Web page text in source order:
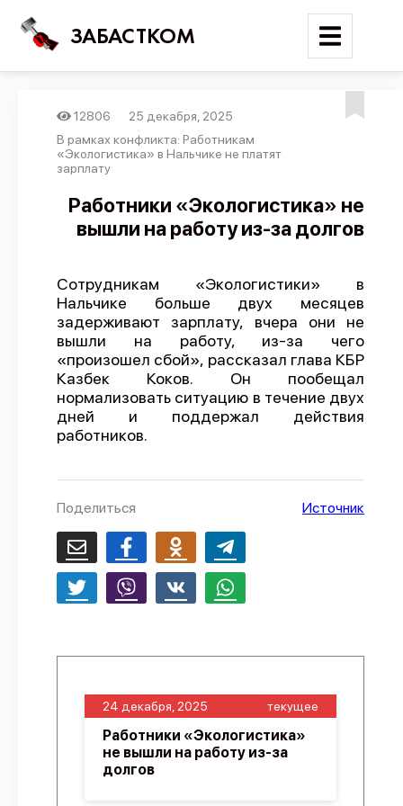
ЗАБАСТКОМ
Войти
Новости
Карта событий
Трудовые конфликты
Отчеты
Предложить публикацию
Справочник
API
О проекте
12806
25 декабря, 2025
В рамках конфликта: Работникам
«Экологистика» в Нальчике не платят
зарплату
Работники «Экологистика» не
вышли на работу из-за долгов
Сотрудникам «Экологистики» в
Нальчике больше двух месяцев
задерживают зарплату, вчера они не
вышли на работу, из-за чего
«произошел сбой», рассказал глава КБР
Казбек Коков. Он пообещал
нормализовать ситуацию в течение двух
дней и поддержал действия
работников.
Поделиться Источник
24 декабря, 2025 текущее
Работники «Экологистика»
не вышли на работу из-за
долгов